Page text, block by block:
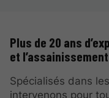
Plus de 20 ans
et l’assainissement
Spécialisés dans
intervenons pour